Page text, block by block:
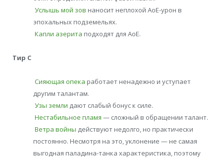
Услышь мой зов наносит неплохой АоЕ-урон в
эпохальных подземельях.
Капли азерита подходят для АоЕ.
Тир С
Сияющая опека работает ненадежно и уступает
другим талантам.
Узы земли дают слабый бонус к силе.
Нестабильное пламя — сложный в обращении талант.
Ветра войны действуют недолго, но практически
постоянно. Несмотря на это, уклонение — не самая
выгодная паладина-танка характеристика, поэтому